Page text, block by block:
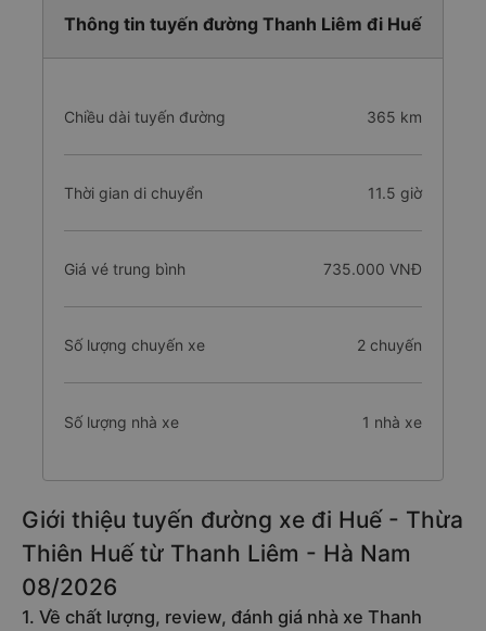
Thông tin tuyến đường Thanh Liêm đi Huế
Chiều dài tuyến đường 365 km
Thời gian di chuyển 11.5 giờ
Giá vé trung bình 735.000 VNĐ
Số lượng chuyến xe 2 chuyến
Số lượng nhà xe 1 nhà xe
Giới thiệu tuyến đường xe đi Huế - Thừa
Thiên Huế từ Thanh Liêm - Hà Nam
08/2026
1. Về chất lượng, review, đánh giá nhà xe Thanh